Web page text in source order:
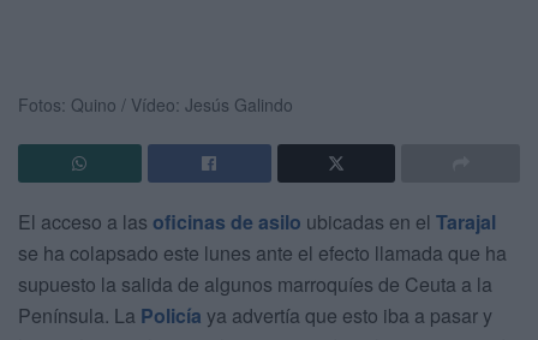
Fotos: Quino / Vídeo: Jesús Galindo
El acceso a las oficinas de asilo ubicadas en el Tarajal
se ha colapsado este lunes ante el efecto llamada que ha
supuesto la salida de algunos marroquíes de Ceuta a la
Península. La Policía ya advertía que esto iba a pasar y